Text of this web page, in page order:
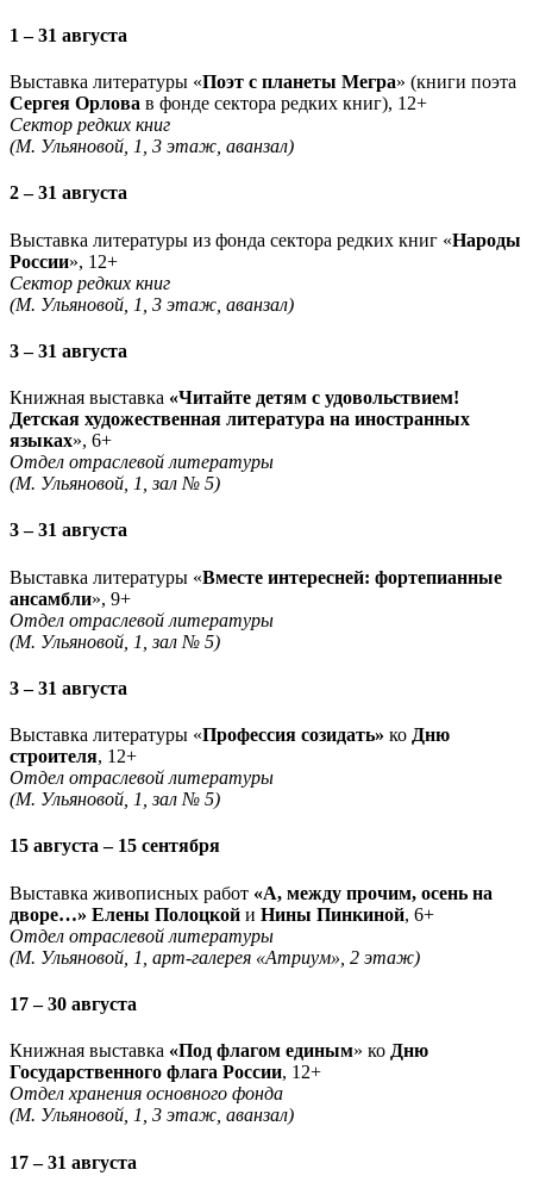
1 – 31 августа
Выставка литературы «Поэт с планеты Мегра» (книги поэта
Сергея Орлова в фонде сектора редких книг), 12+
Сектор редких книг
(М. Ульяновой, 1, 3 этаж, аванзал)
2 – 31 августа
Выставка литературы из фонда сектора редких книг «Народы
России», 12+
Сектор редких книг
(М. Ульяновой, 1, 3 этаж, аванзал)
3 – 31 августа
Книжная выставка «Читайте детям с удовольствием!
Детская художественная литература на иностранных
языках», 6+
Отдел отраслевой литературы
(М. Ульяновой, 1, зал № 5)
3 – 31 августа
Выставка литературы «Вместе интересней: фортепианные
ансамбли», 9+
Отдел отраслевой литературы
(М. Ульяновой, 1, зал № 5)
3 – 31 августа
Выставка литературы «Профессия созидать» ко Дню
строителя, 12+
Отдел отраслевой литературы
(М. Ульяновой, 1, зал № 5)
15 августа – 15 сентября
Выставка живописных работ «А, между прочим, осень на
дворе…» Елены Полоцкой и Нины Пинкиной, 6+
Отдел отраслевой литературы
(М. Ульяновой, 1, арт-галерея «Атриум», 2 этаж)
17 – 30 августа
Книжная выставка «Под флагом единым» ко Дню
Государственного флага России, 12+
Отдел хранения основного фонда
(М. Ульяновой, 1, 3 этаж, аванзал)
17 – 31 августа